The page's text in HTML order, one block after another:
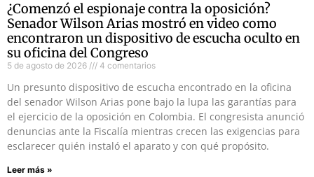
¿Comenzó el espionaje contra la oposición?
Senador Wilson Arias mostró en video como
encontraron un dispositivo de escucha oculto en
su oficina del Congreso
5 de agosto de 2026 4 comentarios
Un presunto dispositivo de escucha encontrado en la oficina
del senador Wilson Arias pone bajo la lupa las garantías para
el ejercicio de la oposición en Colombia. El congresista anunció
denuncias ante la Fiscalía mientras crecen las exigencias para
esclarecer quién instaló el aparato y con qué propósito.
Leer más »